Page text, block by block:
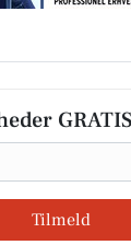
GRATIS
Tilmeld